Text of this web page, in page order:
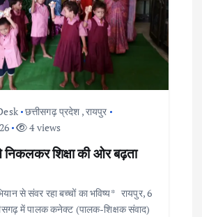
छत्तीसगढ़ प्रदेश ,रायपुर
4 views
शिक्षा की ओर बढ़ता
से संवर रहा बच्चों का भविष्य* रायपुर, 6
में पालक कनेक्ट (पालक-शिक्षक संवाद)